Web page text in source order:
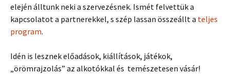
elején álltunk neki a szervezésnek. Ismét felvettük a
kapcsolatot a partnerekkel, s szép lassan összeállt a teljes
program.
Idén is lesznek előadások, kiállítások, játékok,
„örömrajzolás” az alkotókkal és temészetesen vásár!